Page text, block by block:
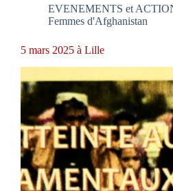
EVENEMENTS et
Femmes d'Afghanistan
5 mars 2025 à Lille